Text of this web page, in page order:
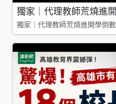
獨家｜代理教師荒燒進
獨家｜代理教師荒燒進開學倒